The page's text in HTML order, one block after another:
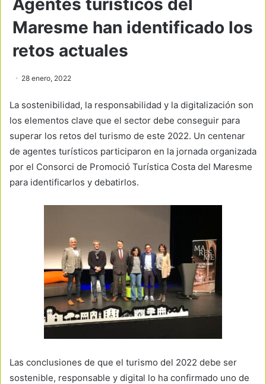
Agentes turísticos del
Maresme han identificado los
retos actuales
28 enero, 2022
La sostenibilidad, la responsabilidad y la digitalización son
los elementos clave que el sector debe conseguir para
superar los retos del turismo de este 2022. Un centenar
de agentes turísticos participaron en la jornada organizada
por el Consorci de Promoció Turística Costa del Maresme
para identificarlos y debatirlos.
Las conclusiones de que el turismo del 2022 debe ser
sostenible, responsable y digital lo ha confirmado uno de